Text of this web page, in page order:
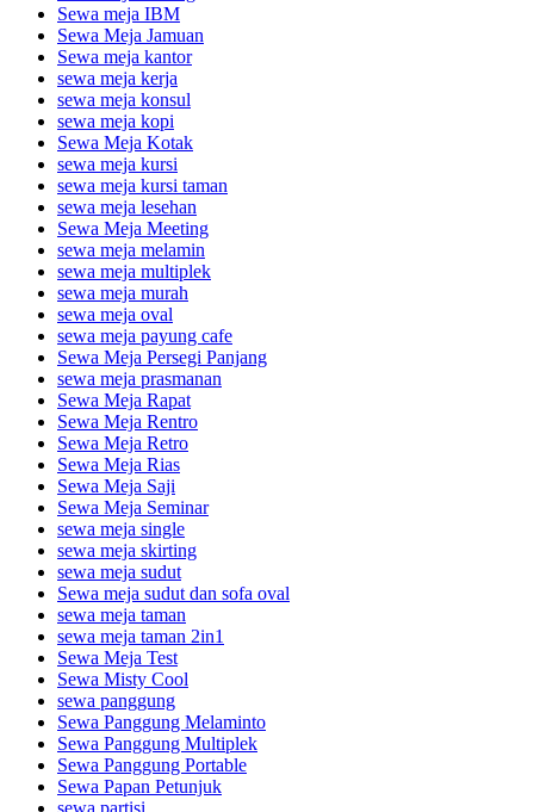
Sewa meja IBM
Sewa Meja Jamuan
Sewa meja kantor
sewa meja kerja
sewa meja konsul
sewa meja kopi
Sewa Meja Kotak
sewa meja kursi
sewa meja kursi taman
sewa meja lesehan
Sewa Meja Meeting
sewa meja melamin
sewa meja multiplek
sewa meja murah
sewa meja oval
sewa meja payung cafe
Sewa Meja Persegi Panjang
sewa meja prasmanan
Sewa Meja Rapat
Sewa Meja Rentro
Sewa Meja Retro
Sewa Meja Rias
Sewa Meja Saji
Sewa Meja Seminar
sewa meja single
sewa meja skirting
sewa meja sudut
Sewa meja sudut dan sofa oval
sewa meja taman
sewa meja taman 2in1
Sewa Meja Test
Sewa Misty Cool
sewa panggung
Sewa Panggung Melaminto
Sewa Panggung Multiplek
Sewa Panggung Portable
Sewa Papan Petunjuk
sewa partisi